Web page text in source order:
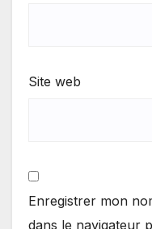
Site web
Enregistrer mon
dans le navigateur